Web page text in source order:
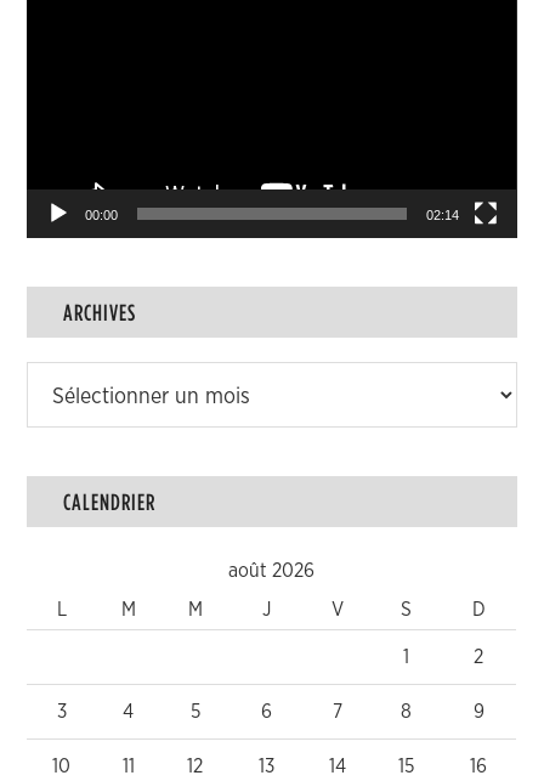
00:00 02:14
ARCHIVES
CALENDRIER
août 2026
M M J V S D
1 2
3 4 5 6 7 8 9
10 11 12 13 14 15 16